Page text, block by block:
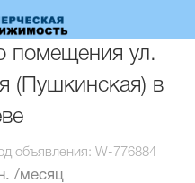
помещения ул.
(Пушкинская) в
объявления: W-776884
/месяц